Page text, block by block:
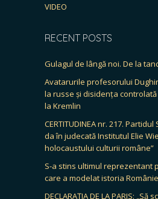
VIDEO
RECENT POSTS
Gulagul de lângă noi. De la
Avatarurile profesorului
la russe și disidența
la Kremlin
CERTITUDINEA nr. 217.
da în judecată Institutul Elie
holocaustului culturii române”
S-a stins ultimul reprezentant
care a modelat istoria
DECLARAȚIA DE LA PARIS: „Să